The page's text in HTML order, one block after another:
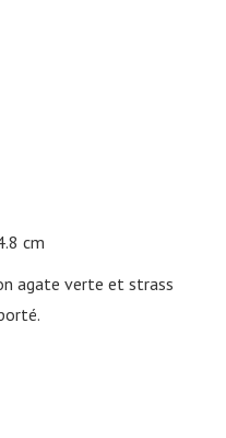
cm
agate verte et strass